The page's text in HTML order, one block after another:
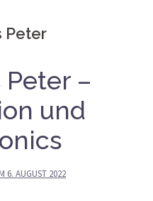
Peter
–
und
6. AUGUST 2022